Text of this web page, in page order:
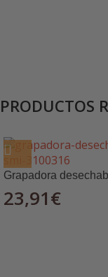
PRODUCTOS
Grapadora
23,91€